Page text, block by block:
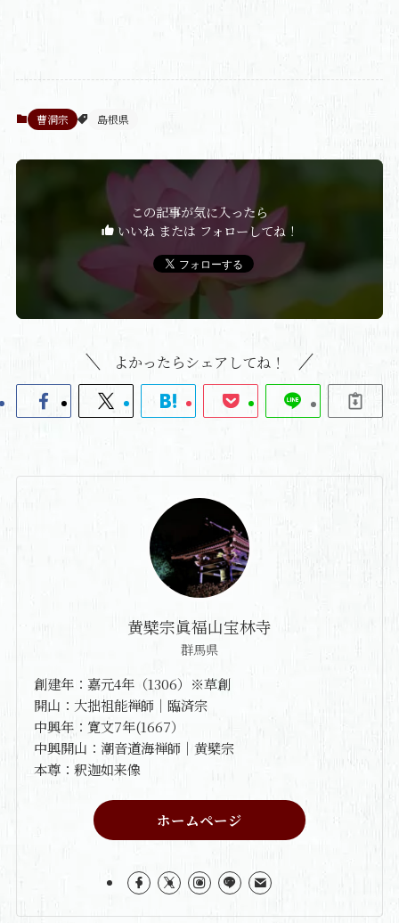
曹洞宗 島根県
この記事が気に入ったら
いいね または フォローしてね！
よかったらシェアしてね！
黄檗宗眞福山宝林寺
群馬県
創建年：嘉元4年（1306）※草創
開山：大拙祖能禅師｜臨済宗
中興年：寛文7年(1667）
中興開山：潮音道海禅師｜黄檗宗
本尊：釈迦如来像
ホームページ